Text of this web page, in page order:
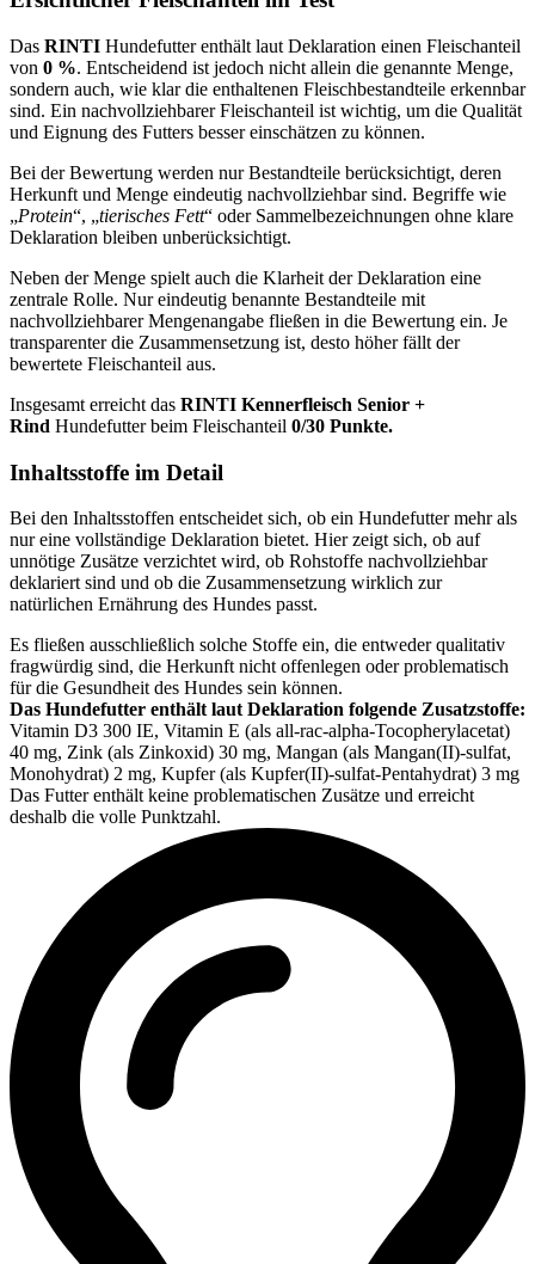
Das RINTI Hundefutter enthält laut Deklaration einen Fleischanteil
von 0 %. Entscheidend ist jedoch nicht allein die genannte Menge,
sondern auch, wie klar die enthaltenen Fleischbestandteile erkennbar
sind. Ein nachvollziehbarer Fleischanteil ist wichtig, um die Qualität
und Eignung des Futters besser einschätzen zu können.
Bei der Bewertung werden nur Bestandteile berücksichtigt, deren
Herkunft und Menge eindeutig nachvollziehbar sind. Begriffe wie
„Protein“, „tierisches Fett“ oder Sammelbezeichnungen ohne klare
Deklaration bleiben unberücksichtigt.
Neben der Menge spielt auch die Klarheit der Deklaration eine
zentrale Rolle. Nur eindeutig benannte Bestandteile mit
nachvollziehbarer Mengenangabe fließen in die Bewertung ein. Je
transparenter die Zusammensetzung ist, desto höher fällt der
bewertete Fleischanteil aus.
Insgesamt erreicht das RINTI Kennerfleisch Senior +
Rind Hundefutter beim Fleischanteil 0/30 Punkte.
Inhaltsstoffe im Detail
Bei den Inhaltsstoffen entscheidet sich, ob ein Hundefutter mehr als
nur eine vollständige Deklaration bietet. Hier zeigt sich, ob auf
unnötige Zusätze verzichtet wird, ob Rohstoffe nachvollziehbar
deklariert sind und ob die Zusammensetzung wirklich zur
natürlichen Ernährung des Hundes passt.
Es fließen ausschließlich solche Stoffe ein, die entweder qualitativ
fragwürdig sind, die Herkunft nicht offenlegen oder problematisch
für die Gesundheit des Hundes sein können.
Das Hundefutter enthält laut Deklaration folgende Zusatzstoffe:
Vitamin D3 300 IE, Vitamin E (als all-rac-alpha-Tocopherylacetat)
40 mg, Zink (als Zinkoxid) 30 mg, Mangan (als Mangan(II)-sulfat,
Monohydrat) 2 mg, Kupfer (als Kupfer(II)-sulfat-Pentahydrat) 3 mg
Das Futter enthält keine problematischen Zusätze und erreicht
deshalb die volle Punktzahl.